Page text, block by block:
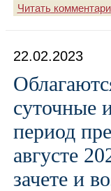
Читать
22.02.2023
суточные
период
августе
зачете и